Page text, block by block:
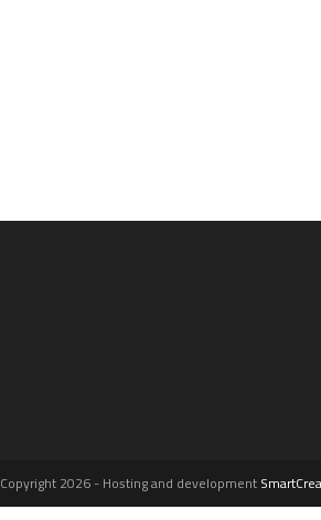
Copyright 2026 - Hosting and development